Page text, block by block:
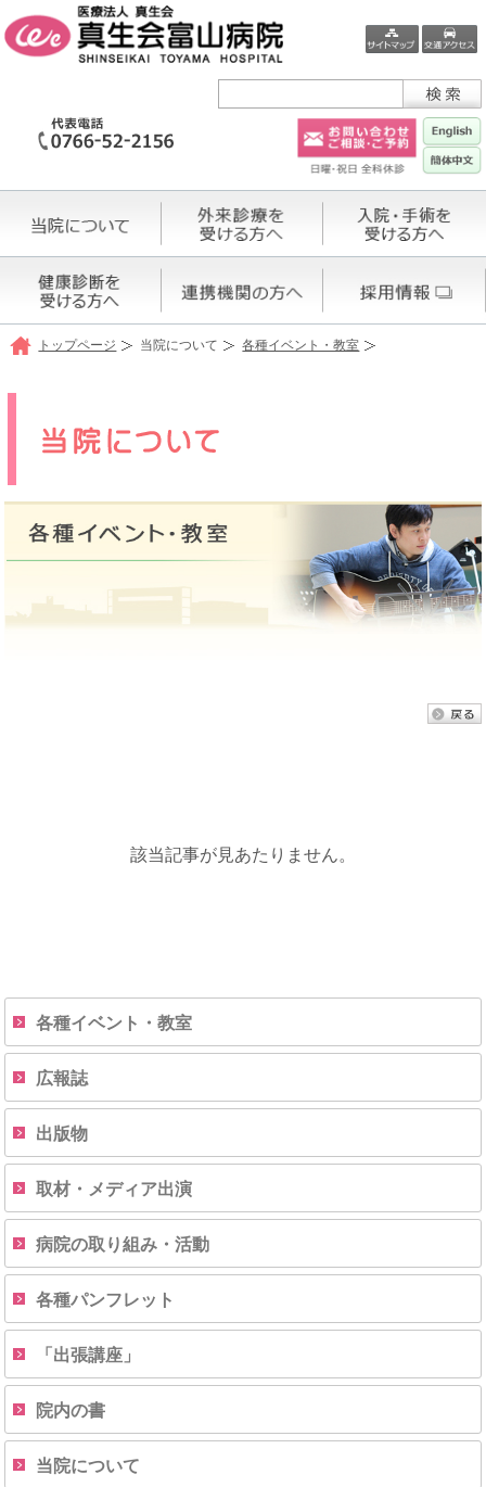
トップページ 当院について 各種イベント・教室
該当記事が見あたりません。
各種イベント・教室
広報誌
出版物
取材・メディア出演
病院の取り組み・活動
各種パンフレット
「出張講座」
院内の書
当院について